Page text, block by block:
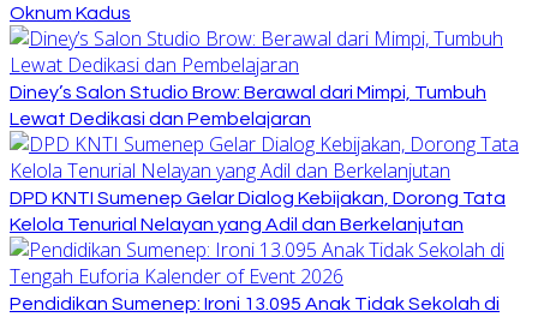
Oknum Kadus
Diney’s Salon Studio Brow: Berawal dari Mimpi, Tumbuh
Lewat Dedikasi dan Pembelajaran
DPD KNTI Sumenep Gelar Dialog Kebijakan, Dorong Tata
Kelola Tenurial Nelayan yang Adil dan Berkelanjutan
Pendidikan Sumenep: Ironi 13.095 Anak Tidak Sekolah di